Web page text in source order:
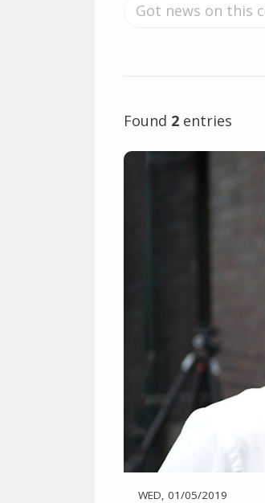
Found 2 entries
WED, 01/05/2019